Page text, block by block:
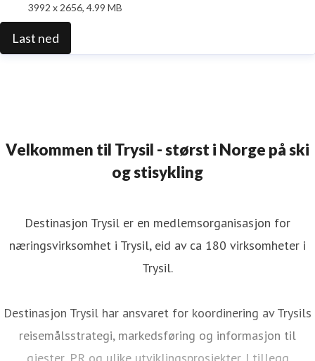
3992 x 2656, 4.99 MB
Last ned
Velkommen til Trysil - størst i Norge på ski
og stisykling
Destinasjon Trysil er en medlemsorganisasjon for
næringsvirksomhet i Trysil, eid av ca 180 virksomheter i
Trysil.
Destinasjon Trysil har ansvaret for koordinering av Trysils
reisemålsstrategi, markedsføring og informasjon til
gjester, PR og ulike utviklingsprosjekter. I tillegg